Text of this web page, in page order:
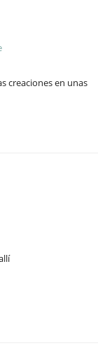
creaciones en unas